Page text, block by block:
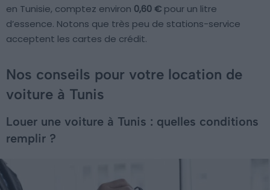
en Tunisie, comptez environ 0,60 € pour un litre
d’essence. Notons que très peu de stations-service
acceptent les cartes de crédit.
Nos conseils pour votre location de
voiture à Tunis
Louer une voiture à Tunis : quelles conditions
remplir ?